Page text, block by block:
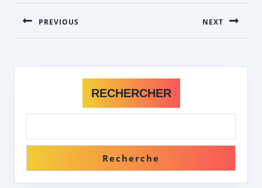
NAVIGATION
DE
L’ARTICLE
PREVIOUS NEXT
RECHERCHER
Recherche